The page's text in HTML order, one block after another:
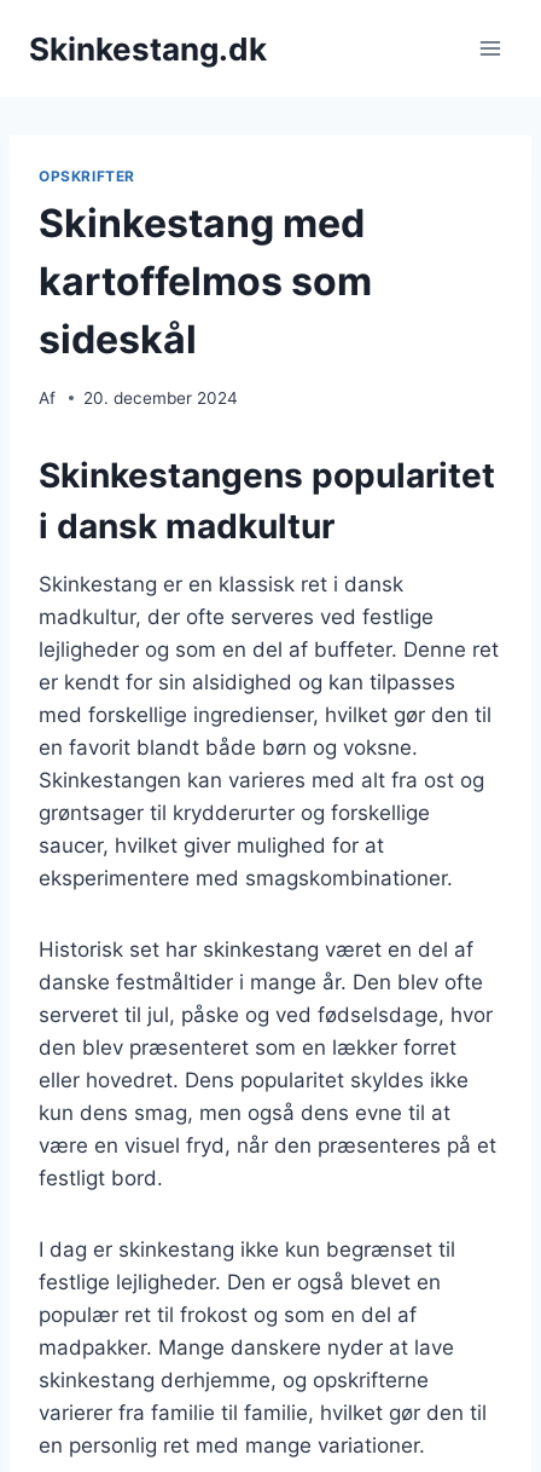
Skinkestang.dk
OPSKRIFTER
Skinkestang med
kartoffelmos som
sideskål
Af 20. december 2024
Skinkestangens popularitet
i dansk madkultur
Skinkestang er en klassisk ret i dansk
madkultur, der ofte serveres ved festlige
lejligheder og som en del af buffeter. Denne ret
er kendt for sin alsidighed og kan tilpasses
med forskellige ingredienser, hvilket gør den til
en favorit blandt både børn og voksne.
Skinkestangen kan varieres med alt fra ost og
grøntsager til krydderurter og forskellige
saucer, hvilket giver mulighed for at
eksperimentere med smagskombinationer.
Historisk set har skinkestang været en del af
danske festmåltider i mange år. Den blev ofte
serveret til jul, påske og ved fødselsdage, hvor
den blev præsenteret som en lækker forret
eller hovedret. Dens popularitet skyldes ikke
kun dens smag, men også dens evne til at
være en visuel fryd, når den præsenteres på et
festligt bord.
I dag er skinkestang ikke kun begrænset til
festlige lejligheder. Den er også blevet en
populær ret til frokost og som en del af
madpakker. Mange danskere nyder at lave
skinkestang derhjemme, og opskrifterne
varierer fra familie til familie, hvilket gør den til
en personlig ret med mange variationer.